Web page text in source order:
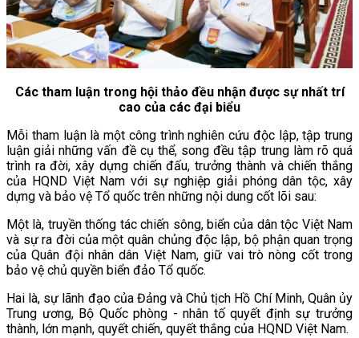
Các tham luận trong hội thảo đều nhận được sự nhất trí
cao của các đại biểu
Mỗi tham luận là một công trình nghiên cứu độc lập, tập trung
luận giải những vấn đề cụ thể, song đều tập trung làm rõ quá
trình ra đời, xây dựng chiến đấu, trưởng thành và chiến thắng
của HQND Việt Nam với sự nghiệp giải phóng dân tộc, xây
dựng và bảo vệ Tổ quốc trên những nội dung cốt lõi sau:
Một là, truyền thống tác chiến sông, biển của dân tộc Việt Nam
và sự ra đời của một quân chủng độc lập, bộ phận quan trọng
của Quân đội nhân dân Việt Nam, giữ vai trò nòng cốt trong
bảo vệ chủ quyền biển đảo Tổ quốc.
Hai là, sự lãnh đạo của Đảng và Chủ tịch Hồ Chí Minh, Quân ủy
Trung ương, Bộ Quốc phòng - nhân tố quyết định sự trưởng
thành, lớn mạnh, quyết chiến, quyết thắng của HQND Việt Nam.